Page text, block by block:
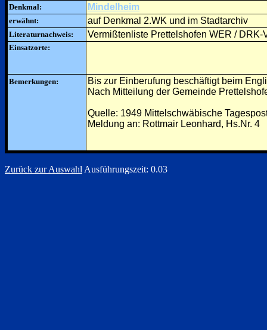
Denkmal: Mindelheim
erwähnt: auf Denkmal 2.WK und im Stadtarchiv
Literaturnachweis: Vermißtenliste Prettelshofen WER / DRK-
Einsatzorte:
Bemerkungen:
Bis zur Einberufung beschäftigt beim
Nach Mitteilung der Gemeinde
Quelle: 1949 Mittelschwäbische
Meldung an: Rottmair Leonhard, Hs.Nr. 4
Zurück zur Auswahl Ausführungszeit: 0.03